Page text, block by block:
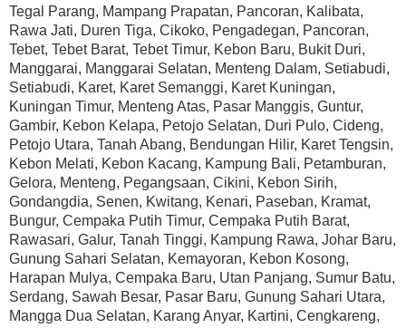
Tegal Parang, Mampang Prapatan, Pancoran, Kalibata,
Rawa Jati, Duren Tiga, Cikoko, Pengadegan, Pancoran,
Tebet, Tebet Barat, Tebet Timur, Kebon Baru, Bukit Duri,
Manggarai, Manggarai Selatan, Menteng Dalam, Setiabudi,
Setiabudi, Karet, Karet Semanggi, Karet Kuningan,
Kuningan Timur, Menteng Atas, Pasar Manggis, Guntur,
Gambir, Kebon Kelapa, Petojo Selatan, Duri Pulo, Cideng,
Petojo Utara, Tanah Abang, Bendungan Hilir, Karet Tengsin,
Kebon Melati, Kebon Kacang, Kampung Bali, Petamburan,
Gelora, Menteng, Pegangsaan, Cikini, Kebon Sirih,
Gondangdia, Senen, Kwitang, Kenari, Paseban, Kramat,
Bungur, Cempaka Putih Timur, Cempaka Putih Barat,
Rawasari, Galur, Tanah Tinggi, Kampung Rawa, Johar Baru,
Gunung Sahari Selatan, Kemayoran, Kebon Kosong,
Harapan Mulya, Cempaka Baru, Utan Panjang, Sumur Batu,
Serdang, Sawah Besar, Pasar Baru, Gunung Sahari Utara,
Mangga Dua Selatan, Karang Anyar, Kartini, Cengkareng,